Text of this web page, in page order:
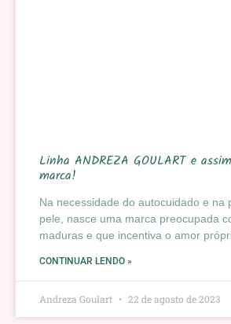
Linha ANDREZA GOULART e
marca!
Na necessidade do autocuidado e na
pele, nasce uma marca preocupada
maduras e que incentiva o amor
CONTINUAR LENDO »
Andreza Goulart 22 de agosto de 2023